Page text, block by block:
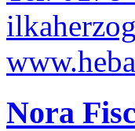
Nora